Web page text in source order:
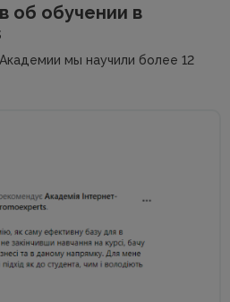
об обучении в
мы научили более 12